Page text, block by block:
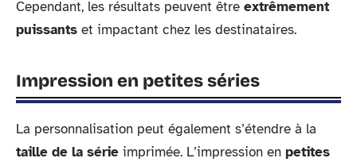
Cependant, les résultats peuvent être extrêmement
puissants et impactant chez les destinataires.
Impression en petites séries
La personnalisation peut également s’étendre à la
taille de la série imprimée. L’impression en petites